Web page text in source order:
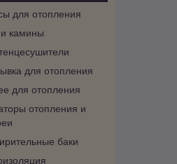
для отопления
камины
для отопления
для отопления
отопления и
баки